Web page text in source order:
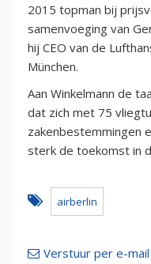
2015 topman bij
samenvoeging van
hij CEO van de
München.
Aan Winkelmann de
dat zich met 75
zakenbestemmingen
sterk de toekomst in
airberlin
Verstuur per e-mail